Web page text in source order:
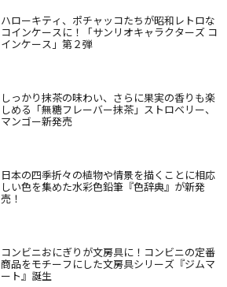
ハローキティ、ポチャッコたちが昭和レトロな
コインケースに！「サンリオキャラクターズ コ
インケース」第２弾
しっかり抹茶の味わい、さらに果実の香りも楽
しめる「無糖フレーバー抹茶」ストロベリー、
マンゴー新発売
日本の四季折々の植物や情景を描くことに相応
しい色を集めた水彩色鉛筆『色辞典』が新発
売！
コンビニおにぎりが文房具に！コンビニの定番
商品をモチーフにした文房具シリーズ『ジムマ
ート』誕生